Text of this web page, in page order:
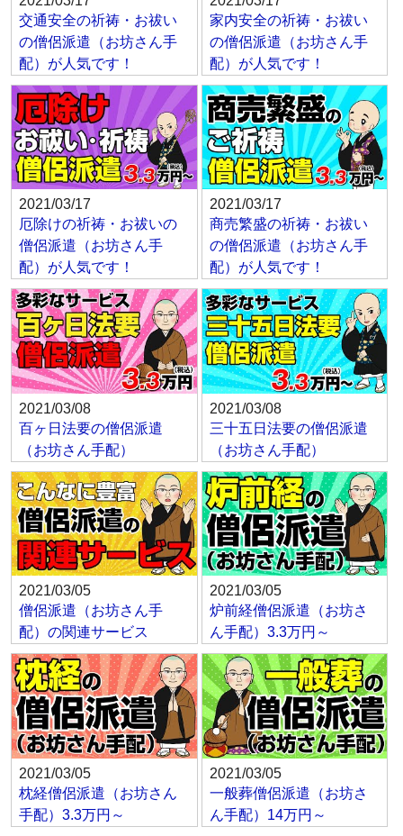
交通安全の祈祷・お祓い
の僧侶派遣（お坊さん手
配）が人気です！
家内安全の祈祷・お祓い
の僧侶派遣（お坊さん手
配）が人気です！
2021/03/17
厄除けの祈祷・お祓いの
僧侶派遣（お坊さん手
配）が人気です！
2021/03/17
商売繁盛の祈祷・お祓い
の僧侶派遣（お坊さん手
配）が人気です！
2021/03/08
百ヶ日法要の僧侶派遣
（お坊さん手配）
2021/03/08
三十五日法要の僧侶派遣
（お坊さん手配）
2021/03/05
僧侶派遣（お坊さん手
配）の関連サービス
2021/03/05
炉前経僧侶派遣（お坊さ
ん手配）3.3万円～
2021/03/05
枕経僧侶派遣（お坊さん
手配）3.3万円～
2021/03/05
一般葬僧侶派遣（お坊さ
ん手配）14万円～